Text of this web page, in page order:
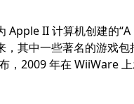
Apple II 计算机创建的“A
，其中一些著名的游戏包
，2009 年在 WiiWare